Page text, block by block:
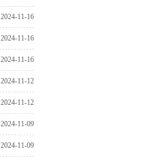
2024-11-16
2024-11-16
2024-11-16
2024-11-12
2024-11-12
2024-11-09
2024-11-09